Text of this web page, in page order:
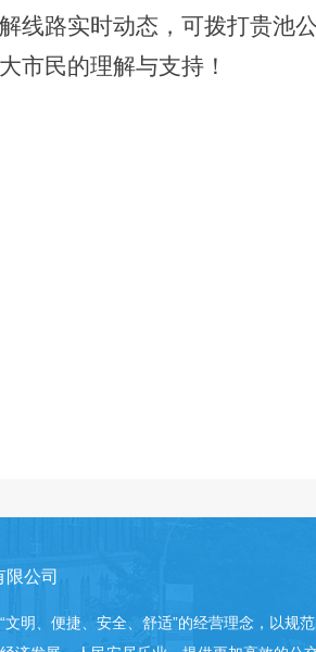
线路实时动态，可拨打贵池
市民的理解与支持！
公司
明、便捷、安全、舒适”的经营理念，以规